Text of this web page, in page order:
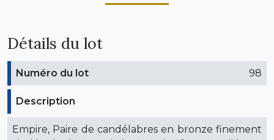
Détails du lot
Numéro du lot 98
Description
Empire, Paire de candélabres en bronze finement